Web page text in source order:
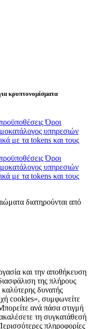
κρυπτονομίσματα
Όροι
υπηρεσιών
με τα tokens και τους
Όροι
υπηρεσιών
με τα tokens και τους
διατηρούνται από
και την αποθήκευση
της πλήρους
καλύτερης δυνατής
cookies», συμφωνείτε
ανά πάσα στιγμή
τη συγκατάθεσή
πληροφορίες